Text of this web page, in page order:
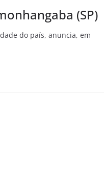
(SP)
do país, anuncia, em